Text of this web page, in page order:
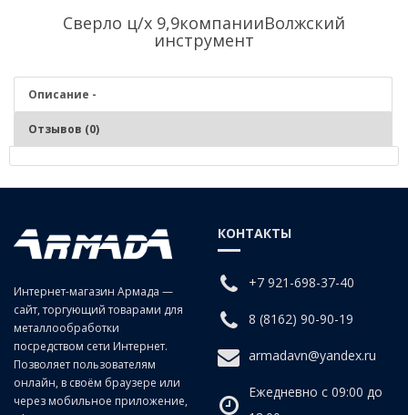
Сверло ц/х 9,9компанииВолжский
инструмент
Описание -
Отзывов (0)
Серия:
Средняя
Материал:
Класс точности:
B (продольно-винтовой прокат)
Угол наклона спирали:
Интернет-магазин Армада —
сайт, торгующий товарами для
металлообработки
посредством сети Интернет.
Позволяет пользователям
онлайн, в своём браузере или
через мобильное приложение,
КОНТАКТЫ
+7 921-698-37-40
8 (8162) 90-90-19
armadavn@yandex.ru
Ежедневно с 09:00 до